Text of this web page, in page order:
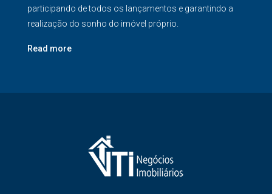
participando de todos os lançamentos e garantindo a
realização do sonho do imóvel próprio.
Read more